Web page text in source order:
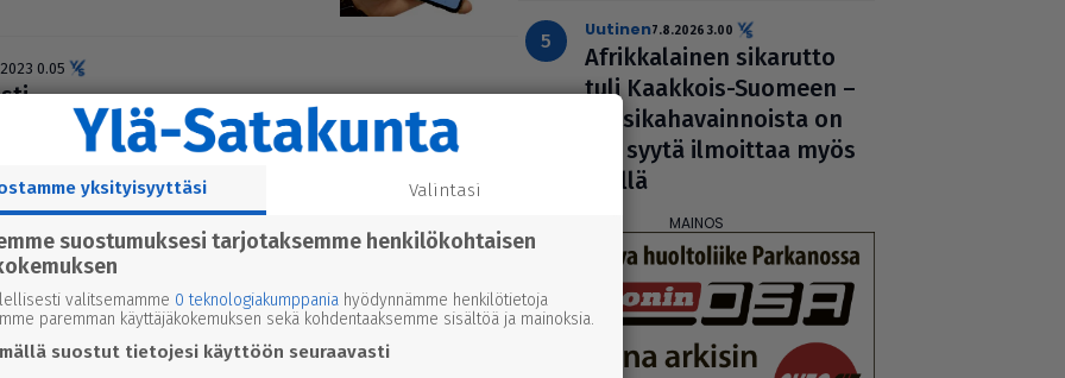
0.05
pai­kal­li­sesti
jour­na­lis­mia – myös
uutinen7.8.2026 3.00
Afrik­ka­lai­nen sikarutto
tuli Kaakkois-Suomeen –
vil­li­si­ka­ha­vain­noista on
nyt syytä ilmoittaa myös
täällä
yksityisyyttäsi Valintasi
suostumuksesi tarjotaksemme henkilökohtaisen
valitsemamme 0 teknologiakumppania hyödynnämme henkilötietoja
paremman käyttäjäkokemuksen sekä kohdentaaksemme sisältöä ja mainoksia.
suostut tietojesi käyttöön seuraavasti